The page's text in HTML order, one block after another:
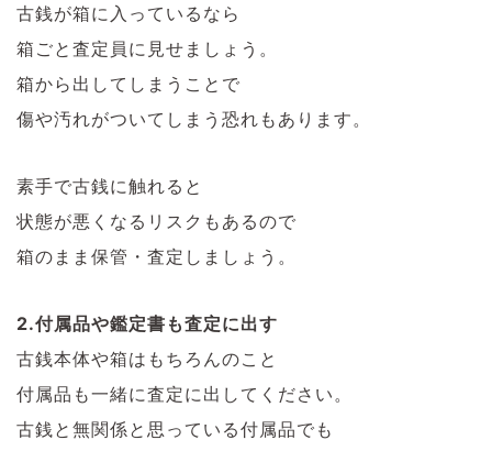
古銭が箱に入っているなら
箱ごと査定員に見せましょう。
箱から出してしまうことで
傷や汚れがついてしまう恐れもあります。
素手で古銭に触れると
状態が悪くなるリスクもあるので
箱のまま保管・査定しましょう。
2.付属品や鑑定書も査定に出す
古銭本体や箱はもちろんのこと
付属品も一緒に査定に出してください。
古銭と無関係と思っている付属品でも